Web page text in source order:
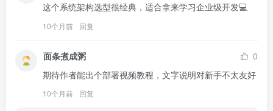
这个系统架构选型很经典，适合拿来学习企业级开发💻
10个月前 回复
面条煮成粥
0
期待作者能出个部署视频教程，文字说明对新手不太友好
10个月前 回复